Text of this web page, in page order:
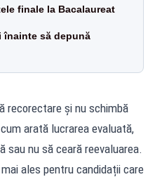
finale la Bacalaureat
înainte să depună
recorectare și nu schimbă
arată lucrarea evaluată,
sau nu să ceară reevaluarea.
ales pentru candidații care